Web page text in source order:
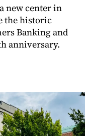
new center in
the historic
Banking and
anniversary.